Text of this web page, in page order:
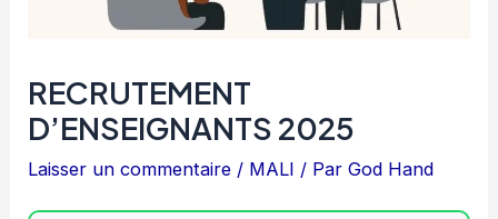
RECRUTEMENT
D’ENSEIGNANTS 2025
Laisser un commentaire / MALI / ParGod Hand